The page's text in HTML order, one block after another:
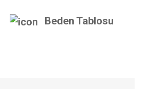
Beden Tablosu